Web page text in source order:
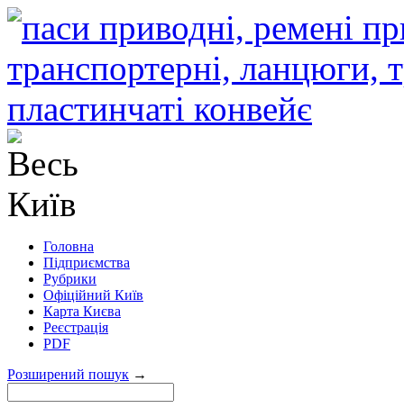
Головна
Підприємства
Рубрики
Офіційний Київ
Карта Києва
Реєстрація
PDF
Розширений пошук →